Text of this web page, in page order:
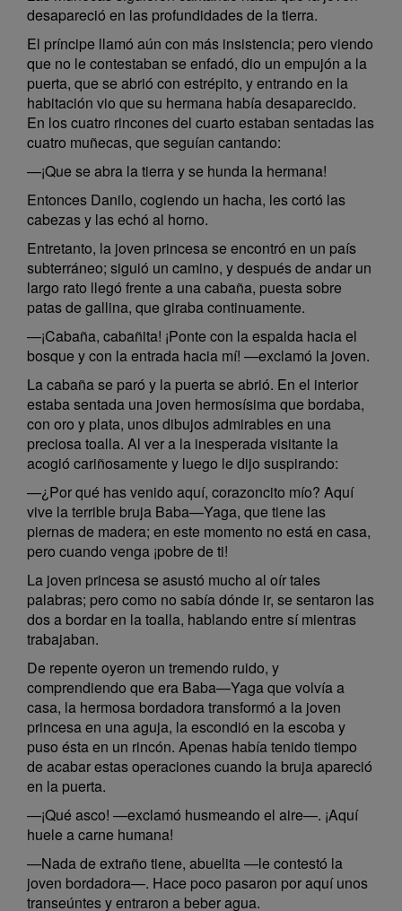
desapareció en las profundidades de la tierra.
El príncipe llamó aún con más insistencia; pero viendo
que no le contestaban se enfadó, dio un empujón a la
puerta, que se abrió con estrépito, y entrando en la
habitación vio que su hermana había desaparecido.
En los cuatro rincones del cuarto estaban sentadas las
cuatro muñecas, que seguían cantando:
—¡Que se abra la tierra y se hunda la hermana!
Entonces Danilo, cogiendo un hacha, les cortó las
cabezas y las echó al horno.
Entretanto, la joven princesa se encontró en un país
subterráneo; siguió un camino, y después de andar un
largo rato llegó frente a una cabaña, puesta sobre
patas de gallina, que giraba continuamente.
—¡Cabaña, cabañita! ¡Ponte con la espalda hacia el
bosque y con la entrada hacia mí! —exclamó la joven.
La cabaña se paró y la puerta se abrió. En el interior
estaba sentada una joven hermosísima que bordaba,
con oro y plata, unos dibujos admirables en una
preciosa toalla. Al ver a la inesperada visitante la
acogió cariñosamente y luego le dijo suspirando:
—¿Por qué has venido aquí, corazoncito mío? Aquí
vive la terrible bruja Baba—Yaga, que tiene las
piernas de madera; en este momento no está en casa,
pero cuando venga ¡pobre de ti!
La joven princesa se asustó mucho al oír tales
palabras; pero como no sabía dónde ir, se sentaron las
dos a bordar en la toalla, hablando entre sí mientras
trabajaban.
De repente oyeron un tremendo ruido, y
comprendiendo que era Baba—Yaga que volvía a
casa, la hermosa bordadora transformó a la joven
princesa en una aguja, la escondió en la escoba y
puso ésta en un rincón. Apenas había tenido tiempo
de acabar estas operaciones cuando la bruja apareció
en la puerta.
—¡Qué asco! —exclamó husmeando el aire—. ¡Aquí
huele a carne humana!
—Nada de extraño tiene, abuelita —le contestó la
joven bordadora—. Hace poco pasaron por aquí unos
transeúntes y entraron a beber agua.